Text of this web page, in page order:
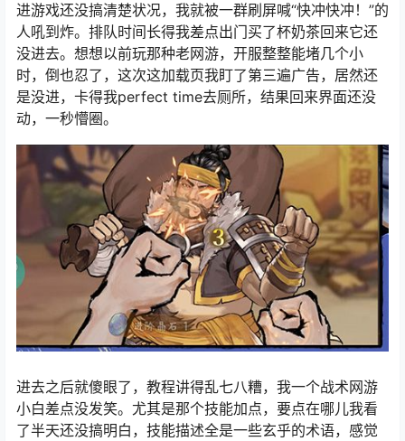
进游戏还没搞清楚状况，我就被一群刷屏喊“快冲快冲！”的
人吼到炸。排队时间长得我差点出门买了杯奶茶回来它还
没进去。想想以前玩那种老网游，开服整整能堵几个小
时，倒也忍了，这次这加载页我盯了第三遍广告，居然还
是没进，卡得我perfect time去厕所，结果回来界面还没
动，一秒懵圈。
进去之后就傻眼了，教程讲得乱七八糟，我一个战术网游
小白差点没发笑。尤其是那个技能加点，要点在哪儿我看
了半天还没搞明白，技能描述全是一些玄乎的术语，感觉